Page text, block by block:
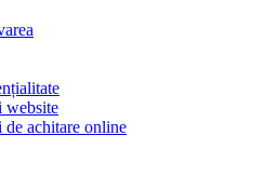
website
achitare online